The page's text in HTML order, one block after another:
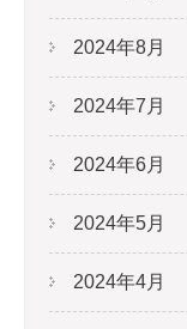
2024年8月
2024年7月
2024年6月
2024年5月
2024年4月